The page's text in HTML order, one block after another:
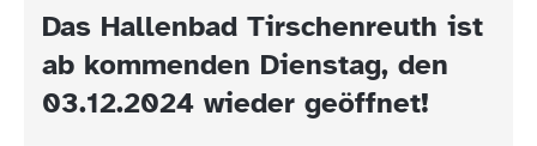
Das Hallenbad Tirschenreuth ist
ab kommenden Dienstag, den
03.12.2024 wieder geöffnet!